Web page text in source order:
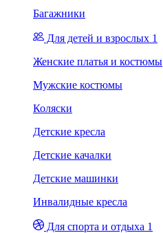
Багажники
Для детей и взрослых 1
Женские платья и костюмы
Мужские костюмы
Коляски
Детские кресла
Детские качалки
Детские машинки
Инвалидные кресла
Для спорта и отдыха 1